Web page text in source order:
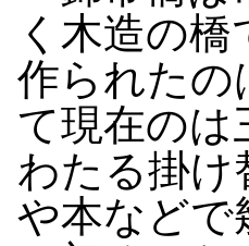
く木造の
作られたの
て現在のは
わたる掛け
や本などで